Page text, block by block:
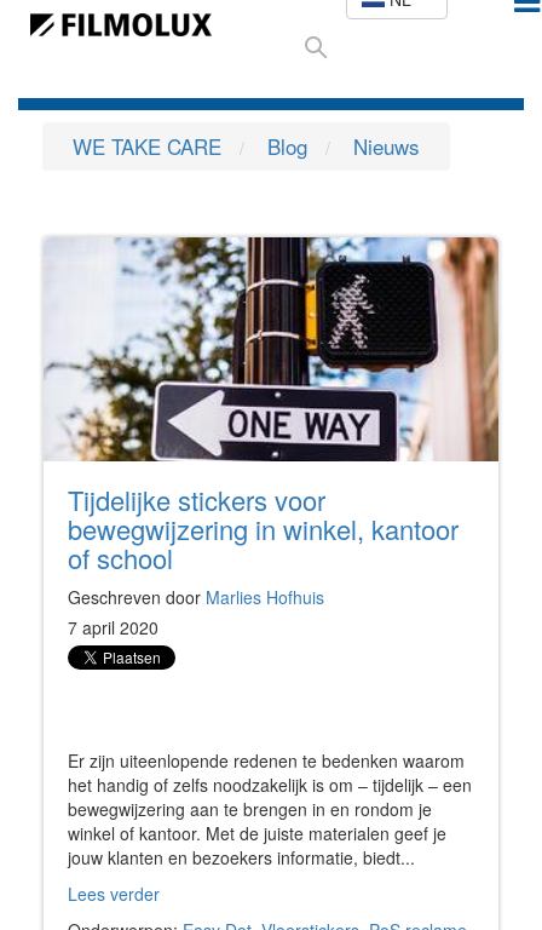
WE TAKE CARE Blog Nieuws
Tijdelijke stickers voor
bewegwijzering in winkel, kantoor
of school
Geschreven door Marlies Hofhuis
7 april 2020
Er zijn uiteenlopende redenen te bedenken waarom
het handig of zelfs noodzakelijk is om – tijdelijk – een
bewegwijzering aan te brengen in en rondom je
winkel of kantoor. Met de juiste materialen geef je
jouw klanten en bezoekers informatie, biedt...
Lees verder